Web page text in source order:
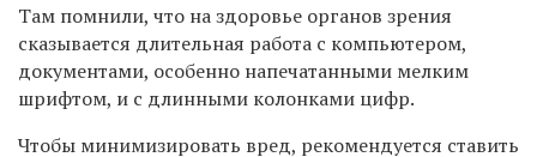
Там помнили, что на здоровье органов зрения
сказывается длительная работа с компьютером,
документами, особенно напечатанными мелким
шрифтом, и с длинными колонками цифр.
Чтобы минимизировать вред, рекомендуется ставить